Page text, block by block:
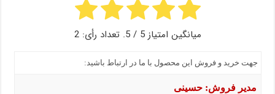
میانگین امتیاز5 / 5. تعداد رأی: 2
جهت خرید و فروش این محصول با ما در ارتباط باشید:
مدیر فروش: حسینی